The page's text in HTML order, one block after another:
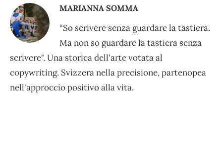
MARIANNA SOMMA
“So scrivere senza guardare la tastiera.
Ma non so guardare la tastiera senza
scrivere". Una storica dell'arte votata al
copywriting. Svizzera nella precisione, partenopea
nell'approccio positivo alla vita.